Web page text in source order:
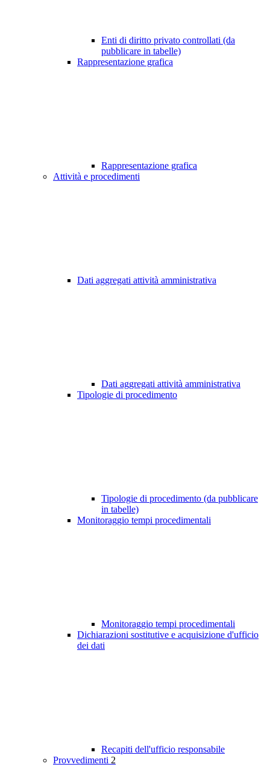
Enti di diritto privato controllati (da
pubblicare in tabelle)
Rappresentazione grafica
Rappresentazione grafica
Attività e procedimenti
Dati aggregati attività amministrativa
Dati aggregati attività amministrativa
Tipologie di procedimento
Tipologie di procedimento (da pubblicare
in tabelle)
Monitoraggio tempi procedimentali
Monitoraggio tempi procedimentali
Dichiarazioni sostitutive e acquisizione d'ufficio
dei dati
Recapiti dell'ufficio responsabile
Provvedimenti 2